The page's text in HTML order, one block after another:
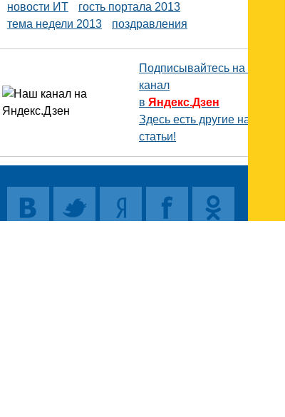
новости ИТ
гость портала 2013
тема недели 2013
поздравления
Подписывайтесь на наш
канал
в Яндекс.Дзен
Здесь есть другие наши
статьи!